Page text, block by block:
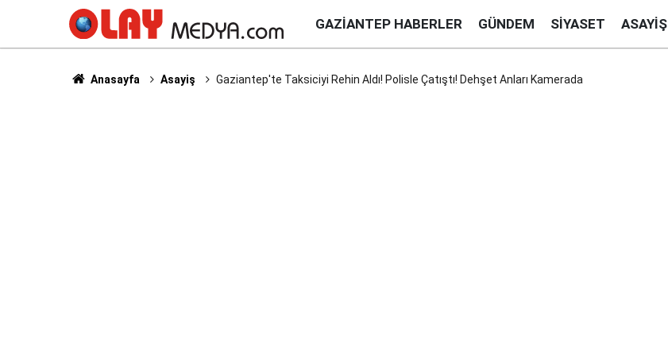
GAZIANTEP HABERLER GÜNDEM SIYASET ASAYIŞ
Anasayfa Asayiş Gaziantep'te Taksiciyi Rehin Aldı! Polisle Çatıştı! Dehşet Anları Kamerada